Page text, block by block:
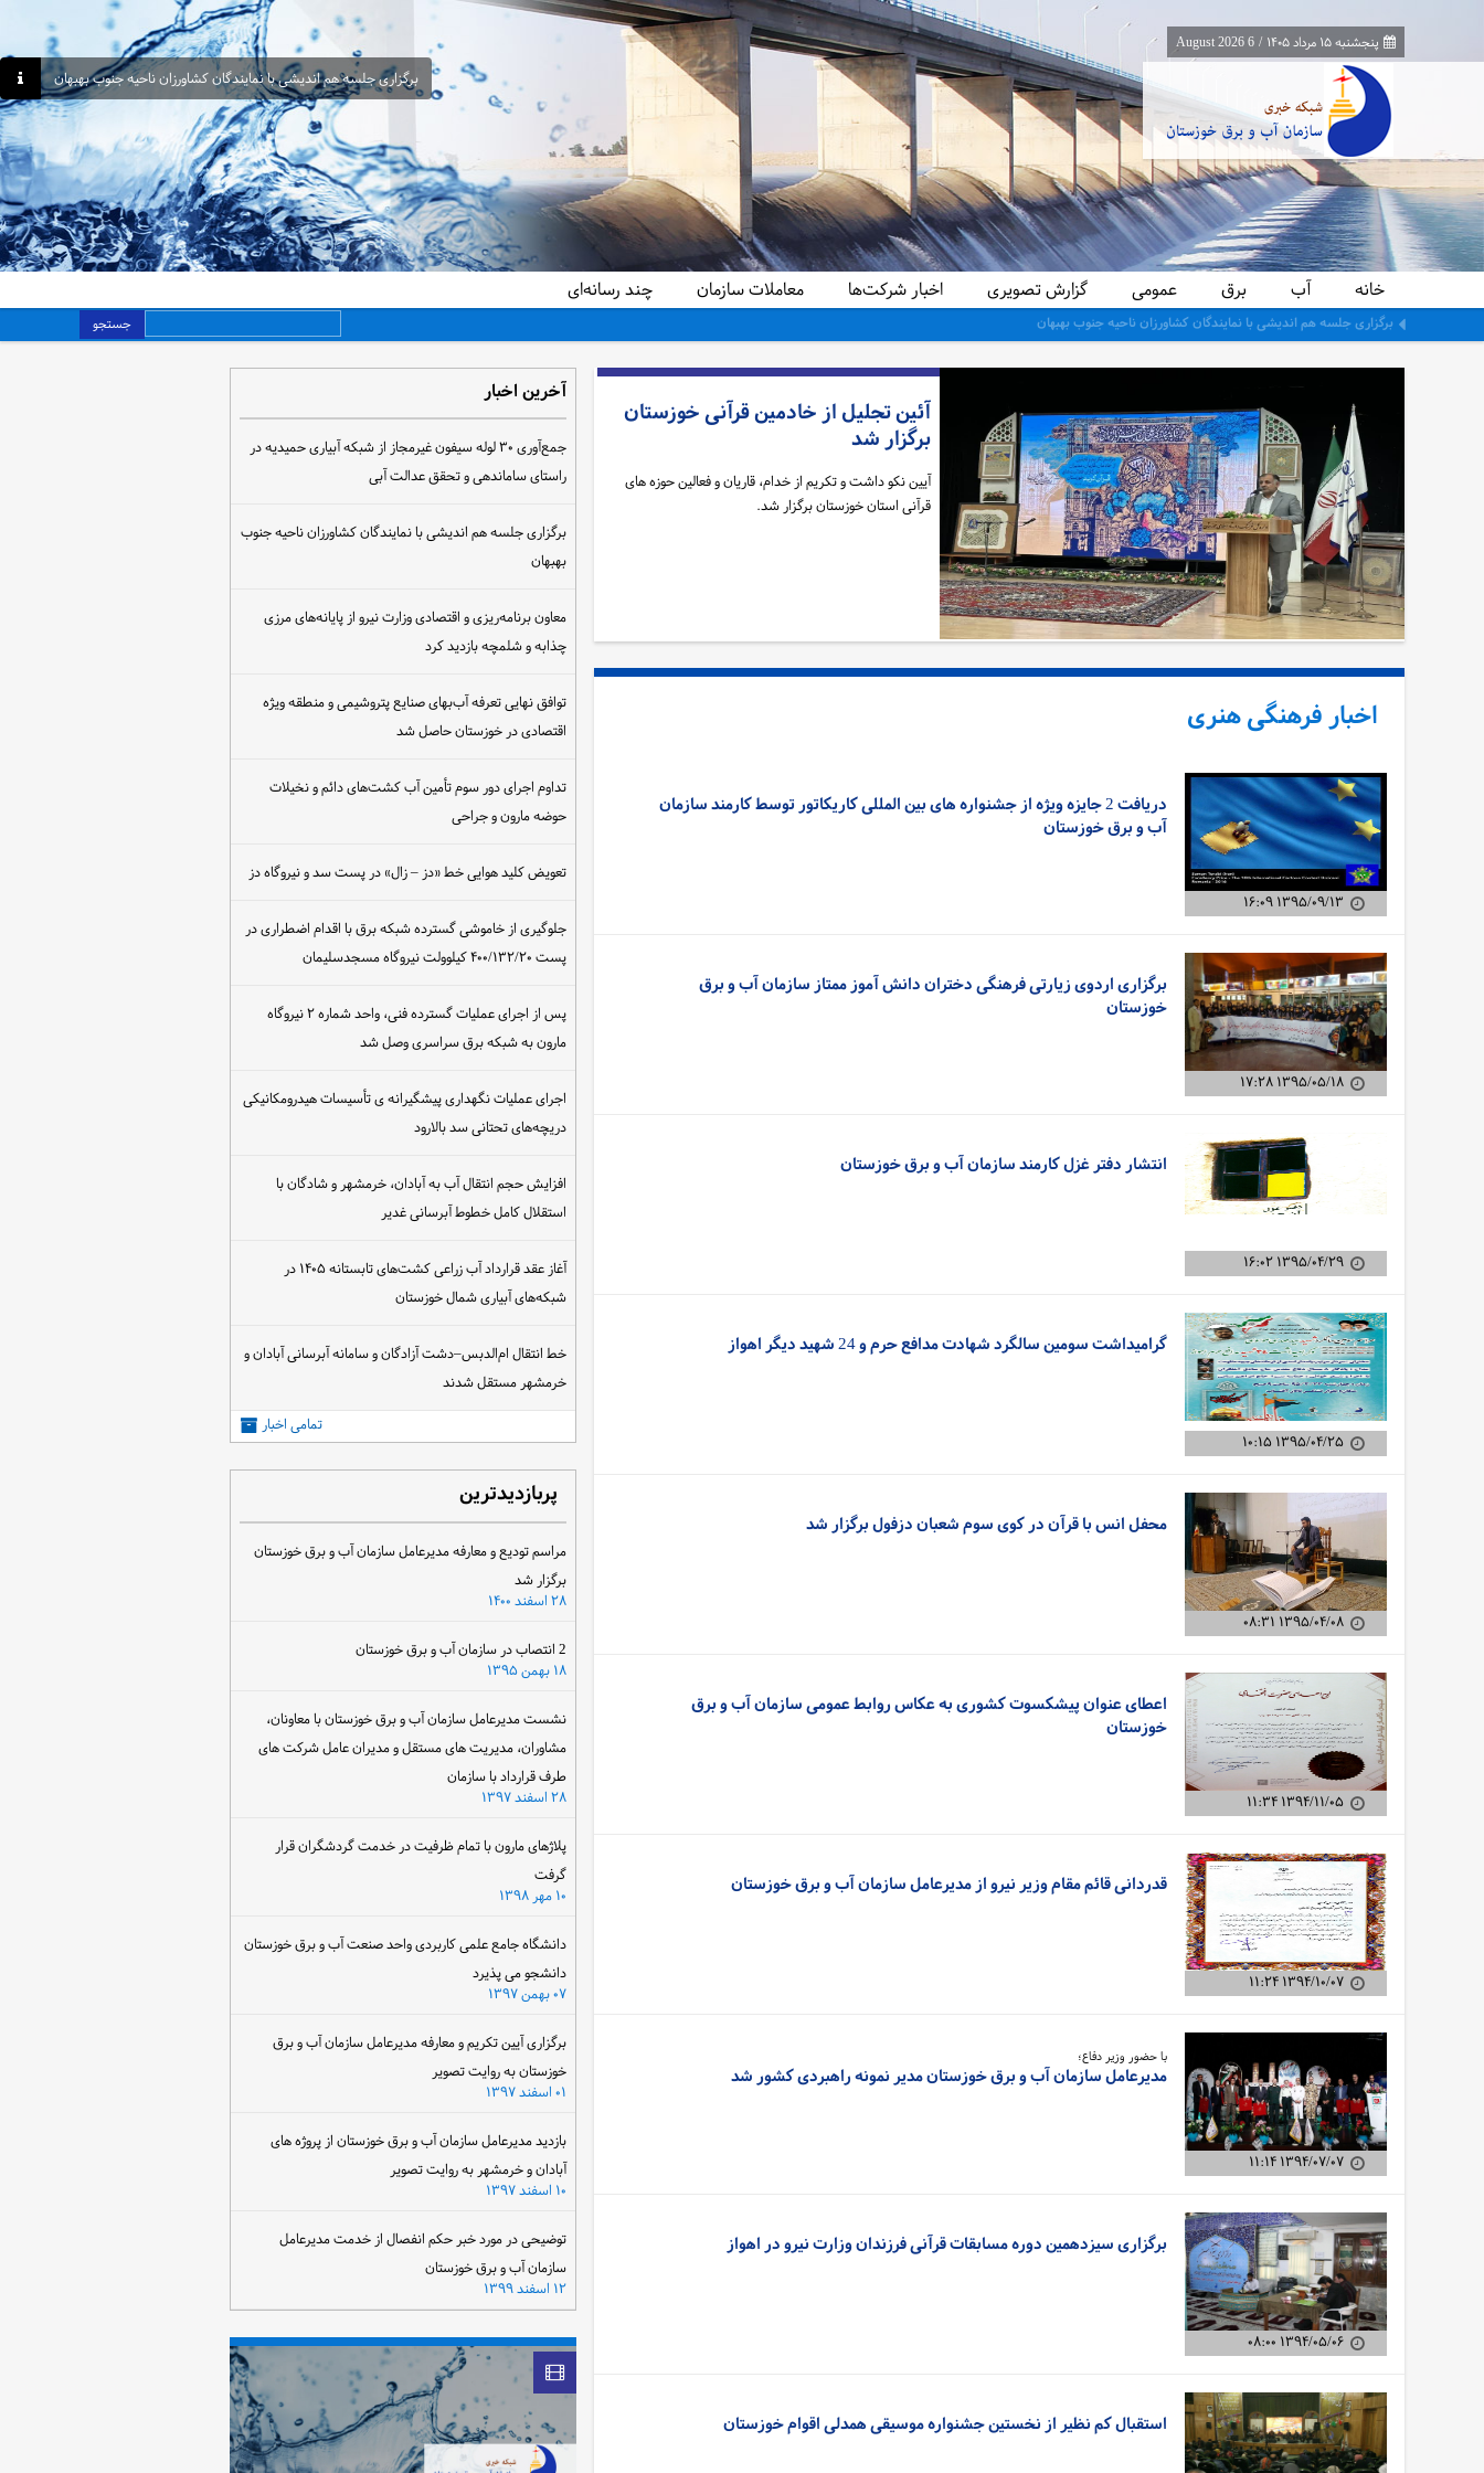
پنجشنبه ۱۵ مرداد ۱۴۰۵ /
6 August 2026
برگزاری جلسه هم اندیشی با نمایندگان کشاورزان ناحیه جنوب بهبهان
خانه آب برق عمومی گزارش تصویری اخبار شرکت‌ها معاملات سازمان چند رسانه‌ای
برگزاری جلسه هم اندیشی با نمایندگان کشاورزان ناحیه جنوب بهبهان جستجو
آئین تجلیل از خادمین قرآنی خوزستان
برگزار شد
آیین نکو داشت و تکریم از خدام، قاریان و فعالین حوزه های
قرآنی استان خوزستان برگزار شد.
اخبار فرهنگی هنری
۱۳۹۵/۰۹/۱۳ ۱۶:۰۹
دریافت 2 جایزه ویژه از جشنواره های بین المللی کاریکاتور توسط کارمند سازمان
آب و برق خوزستان
۱۳۹۵/۰۵/۱۸ ۱۷:۲۸
برگزاری اردوی زیارتی فرهنگی دختران دانش آموز ممتاز سازمان آب و برق
خوزستان
۱۳۹۵/۰۴/۲۹ ۱۶:۰۲
انتشار دفتر غزل کارمند سازمان آب و برق خوزستان
۱۳۹۵/۰۴/۲۵ ۱۰:۱۵
گرامیداشت سومین سالگرد شهادت مدافع حرم و 24 شهید دیگر اهواز
۱۳۹۵/۰۴/۰۸ ۰۸:۳۱
محفل انس با قرآن در کوی سوم شعبان دزفول برگزار شد
۱۳۹۴/۱۱/۰۵ ۱۱:۳۴
اعطای عنوان پیشکسوت کشوری به عکاس روابط عمومی سازمان آب و برق
خوزستان
۱۳۹۴/۱۰/۰۷ ۱۱:۲۴
قدردانی قائم مقام وزیر نیرو از مدیرعامل سازمان آب و برق خوزستان
۱۳۹۴/۰۷/۰۷ ۱۱:۱۴
با حضور وزیر دفاع؛
مدیرعامل سازمان آب و برق خوزستان مدیر نمونه راهبردی کشور شد
۱۳۹۴/۰۵/۰۶ ۰۸:۰۰
برگزاری سیزدهمین دوره مسابقات قرآنی فرزندان وزارت نیرو در اهواز
استقبال کم نظیر از نخستین جشنواره موسیقی همدلی اقوام خوزستان
آخرین اخبار
جمع‌آوری ۳۰ لوله سیفون غیرمجاز از شبکه آبیاری حمیدیه در
راستای ساماندهی و تحقق عدالت آبی
برگزاری جلسه هم اندیشی با نمایندگان کشاورزان ناحیه جنوب
بهبهان
معاون برنامه‌ریزی و اقتصادی وزارت نیرو از پایانه‌های مرزی
چذابه و شلمچه بازدید کرد
توافق نهایی تعرفه آب‌بهای صنایع پتروشیمی و منطقه ویژه
اقتصادی در خوزستان حاصل شد
تداوم اجرای دور سوم تأمین آب کشت‌های دائم و نخیلات
حوضه مارون و جراحی
تعویض کلید هوایی خط «دز – زال» در پست سد و نیروگاه دز
جلوگیری از خاموشی گسترده شبکه برق با اقدام اضطراری در
پست ۴۰۰/۱۳۲/۲۰ کیلوولت نیروگاه مسجدسلیمان
پس از اجرای عملیات گسترده فنی، واحد شماره ۲ نیروگاه
مارون به شبکه برق سراسری وصل شد
اجرای عملیات نگهداری پیشگیرانه ی تأسیسات هیدرومکانیکی
دریچه‌های تحتانی سد بالارود
افزایش حجم انتقال آب به آبادان، خرمشهر و شادگان با
استقلال کامل خطوط آبرسانی غدیر
آغاز عقد قرارداد آب زراعی کشت‌های تابستانه ۱۴۰۵ در
شبکه‌های آبیاری شمال خوزستان
خط انتقال ام‌الدبس–دشت آزادگان و سامانه آبرسانی آبادان و
خرمشهر مستقل شدند
تمامی اخبار
پربازدیدترین
مراسم تودیع و معارفه مدیرعامل سازمان آب و برق خوزستان
برگزار شد
۲۸ اسفند ۱۴۰۰
2 انتصاب در سازمان آب و برق خوزستان
۱۸ بهمن ۱۳۹۵
نشست مدیرعامل سازمان آب و برق خوزستان با معاونان،
مشاوران، مدیریت های مستقل و مدیران عامل شرکت های
طرف قرارداد با سازمان
۲۸ اسفند ۱۳۹۷
پلاژهای مارون با تمام ظرفیت در خدمت گردشگران قرار
گرفت
۱۰ مهر ۱۳۹۸
دانشگاه جامع علمی کاربردی واحد صنعت آب و برق خوزستان
دانشجو می پذیرد
۰۷ بهمن ۱۳۹۷
برگزاری آیین تکریم و معارفه مدیرعامل سازمان آب و برق
خوزستان به روایت تصویر
۰۱ اسفند ۱۳۹۷
بازدید مدیرعامل سازمان آب و برق خوزستان از پروژه های
آبادان و خرمشهر به روایت تصویر
۱۰ اسفند ۱۳۹۷
توضیحی در مورد خبر حکم انفصال از خدمت مدیرعامل
سازمان آب و برق خوزستان
۱۲ اسفند ۱۳۹۹